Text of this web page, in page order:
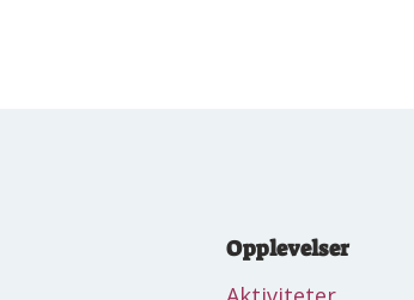
Opplevelser